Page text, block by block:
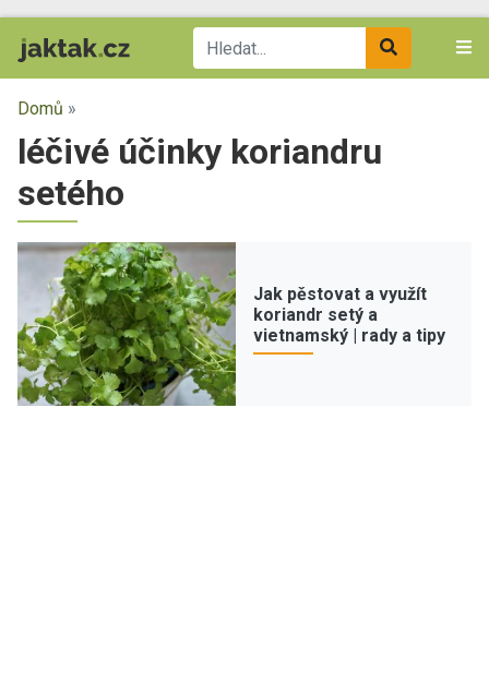
Domů »
léčivé účinky koriandru
setého
Jak pěstovat a využít
koriandr setý a
vietnamský | rady a tipy